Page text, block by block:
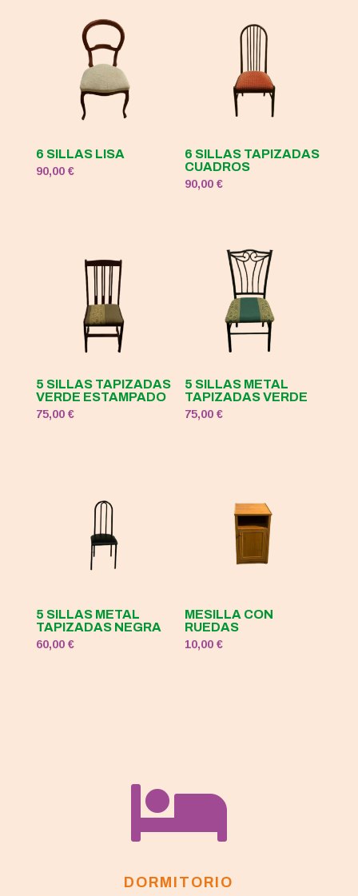
6 SILLAS LISA
90,00 €
6 SILLAS TAPIZADAS
CUADROS
90,00€
5 SILLAS TAPIZADAS
VERDE ESTAMPADO
75,00 €
5 SILLAS METAL
TAPIZADAS VERDE
75,00€
5 SILLAS METAL
TAPIZADAS NEGRA
60,00 €
MESILLA CON
RUEDAS
10,00€

DORMITORIO